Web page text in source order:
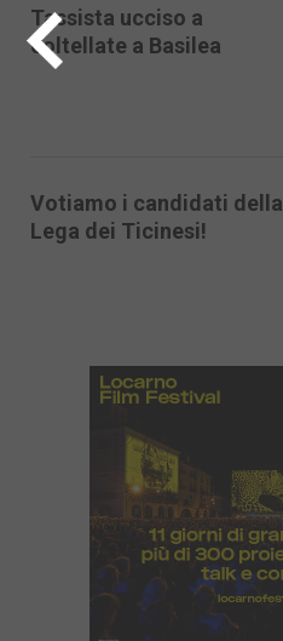
Tassista ucciso a
coltellate a Basilea
Votiamo i candidati della
Lega dei Ticinesi!